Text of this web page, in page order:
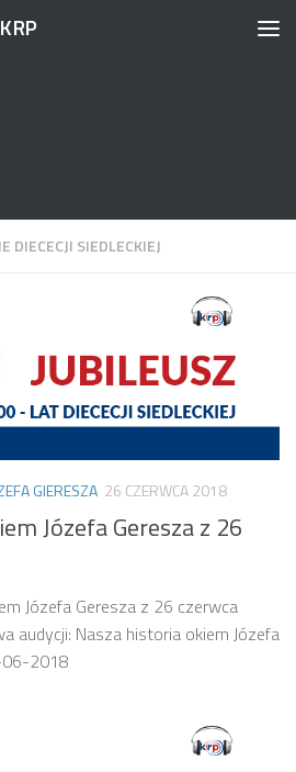
DIECECJI SIEDLECKIEJ
GIERESZA 26 CZERWCA 2018
Józefa Geresza z 26
Józefa Geresza z 26 czerwca
audycji: Nasza historia okiem Józefa
06-2018